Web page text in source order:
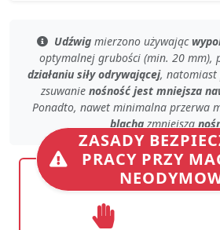
Udźwig mierzono używając
optymalnej grubości (min. 20 mm),
działaniu siły odrywającej, natomiast
zsuwanie nośność jest mniejsza
Ponadto, nawet minimalna przerwa
blachązmniejsza
ZASADY
PRACY PRZY